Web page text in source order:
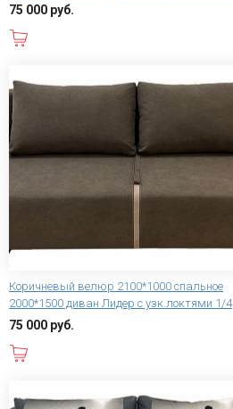
75 000 руб.
Коричневый велюр 2100*1000 спальное
2000*1500 диван Лидер с узк.локтями 1/4
75 000 руб.